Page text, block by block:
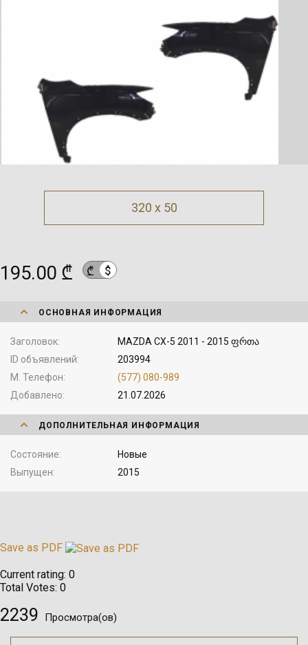
320 x 50
195.00 ₾ ₾ $
ОСНОВНАЯ ИНФОРМАЦИЯ
Заголовок
MAZDA CX-5 2011 - 2015 ფრთა
ID объявлений
203994
М. Телефон
(577) 080-989
Добавлено
21.07.2026
ДОПОЛНИТЕЛЬНАЯ ИНФОРМАЦИЯ
Состояние
Новые
Выпущен
2015
Save as PDF
Current rating: 0
Total Votes: 0
2239 Просмотра(ов)